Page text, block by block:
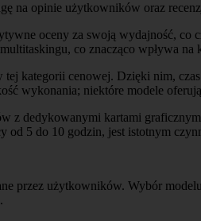
na opinie użytkowników oraz
oceny za swoją wydajność,
co znacząco wpływa
kategorii cenowej. Dzięki nim,
wykonania; niektóre modele
z dedykowanymi kartami
od 5 do 10 godzin, jest istotnym
przez użytkowników. Wybór